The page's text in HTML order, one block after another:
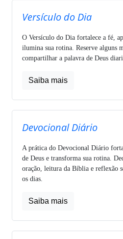
Versículo do Dia
O Versículo do Dia fortalece a fé,
ilumina sua rotina. Reserve alguns
compartilhar a palavra de Deus
Saiba mais
Devocional Diário
A prática do Devocional Diário
de Deus e transforma sua rotina.
oração, leitura da Bíblia e reflexão
os dias.
Saiba mais